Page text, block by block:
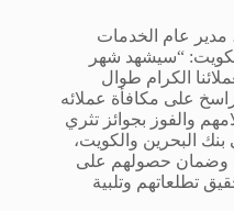
مدير عام الخدمات
“سيشهد شهر
الكرام طوال
على مكافأة عملائه
والفوز بجوائز تثري
البحرين والكويت،
وضمان حصولهم على
تطلعاتهم وتلبية